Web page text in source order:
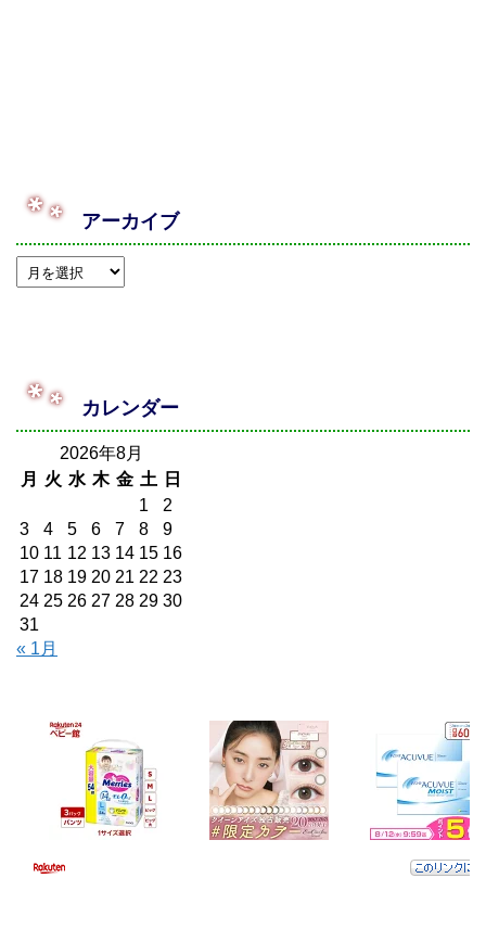
アーカイブ
カレンダー
2026年8月
月
火 水 木 金 土
日
1
2
3
4 5 6 7 8
9
10 11 12 13 14 15 16
17 18 19 20 21 22 23
24 25 26 27 28 29 30
31
« 1月